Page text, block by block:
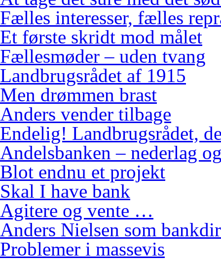
Fælles interesser, fælles
Et første skridt mod målet
Fællesmøder – uden tvang
Landbrugsrådet af 1915
Men drømmen brast
Anders vender tilbage
Endelig! Landbrugsrådet,
Andelsbanken – nederlag
Blot endnu et projekt
Skal I have bank
Agitere og vente …
Anders Nielsen som
Problemer i massevis